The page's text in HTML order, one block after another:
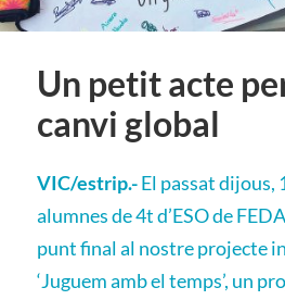
Un petit acte
canvi global
VIC/estrip.-El passat dijous,
alumnes de 4t d’ESO de
punt final al nostre projecte
‘Juguem amb el temps’, un